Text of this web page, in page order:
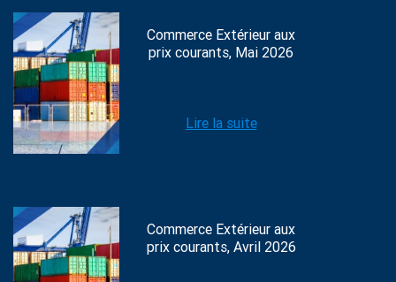
Commerce Extérieur aux
prix courants, Mai 2026
Lire la suite
Commerce Extérieur aux
prix courants, Avril 2026